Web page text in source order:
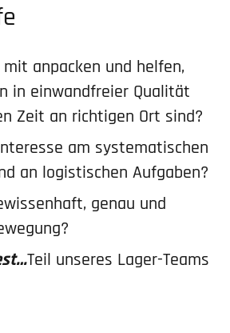
mit anpacken und helfen,
in einwand­freier Qualität
Zeit an richtigen Ort sind?
am syste­ma­ti­schen
an logis­ti­schen Aufgaben?
genau und
Teil unseres Lager-Teams